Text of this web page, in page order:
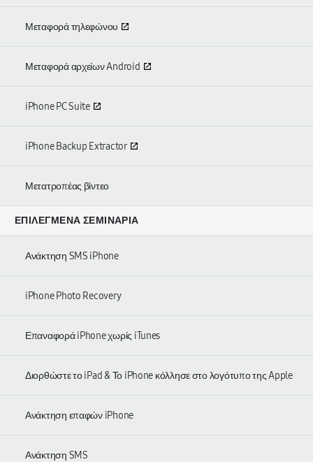
Μεταφορά τηλεφώνου
Μεταφορά αρχείων Android
iPhone PC Suite
iPhone Backup Extractor
Μετατροπέας βίντεο
ΕΠΙΛΕΓΜΈΝΑ ΣΕΜΙΝΆΡΙΑ
Ανάκτηση SMS iPhone
iPhone Photo Recovery
Επαναφορά iPhone χωρίς iTunes
Διορθώστε το iPad & Το iPhone κόλλησε στο λογότυπο της Apple
Ανάκτηση επαφών iPhone
Ανάκτηση SMS